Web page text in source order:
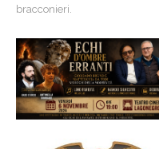
bracconieri.